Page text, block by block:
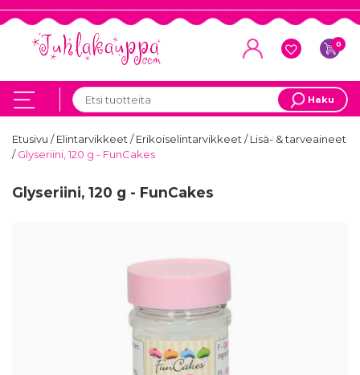
0
Haku
Etusivu /Elintarvikkeet/Erikoiselintarvikkeet/Lisä- & tarveaineet
/Glyseriini, 120 g - FunCakes
Glyseriini, 120 g - FunCakes